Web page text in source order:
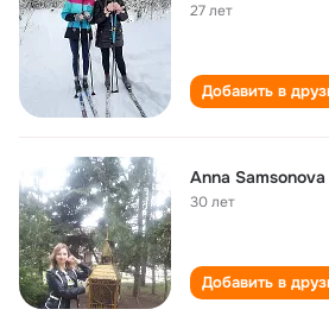
27 лет
Добавить в
Anna Samsonova
30 лет
Добавить в